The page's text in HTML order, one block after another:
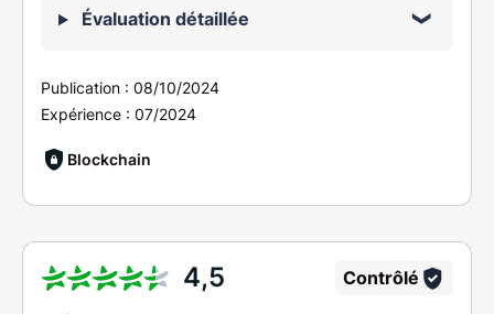
Évaluation détaillée
Publication : 08/10/2024
Expérience : 07/2024
Blockchain
4,5 Contrôlé